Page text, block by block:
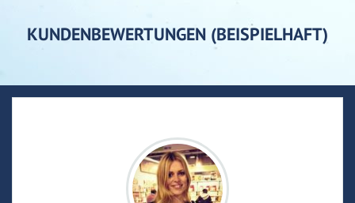
KUNDENBEWERTUNGEN (BEISPIELHAFT)